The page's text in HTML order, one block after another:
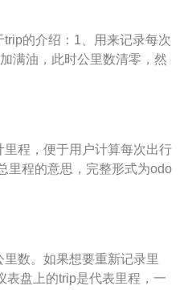
醒；可以记录同一个终点不
线。
，转速表一般设置在仪表板
作。它接收点火线圈中初级
转速表，包括指针式和液晶
指针移动或数字显示。此
并将其发送到转速表电路，
的介绍：1、用来记录每次
满油，此时公里数清零，然
再次加满燃油，记下现在的
，如果想要重新记录里程，
速里程表对称地放置在一
初级电流中断时产生的脉冲
式和液晶数字显示式。它将
动或数字显示。另外还有一
程，便于用户计算每次出行
里程的意思，完整形式为odo
小单位是0.1公里，基本的计
（升）除以行驶里程（公
数。如果想要重新记录里
表盘上的trip是代表里程，一